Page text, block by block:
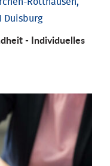
Duisburg
- Individu­elles